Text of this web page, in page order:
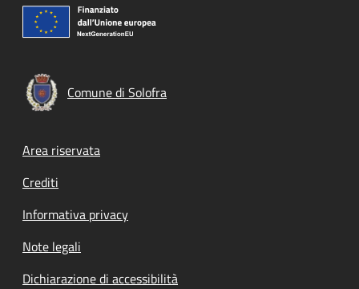
Comune di Solofra
Footer menu
Area riservata
Crediti
Informativa privacy
Note legali
Dichiarazione di accessibilità